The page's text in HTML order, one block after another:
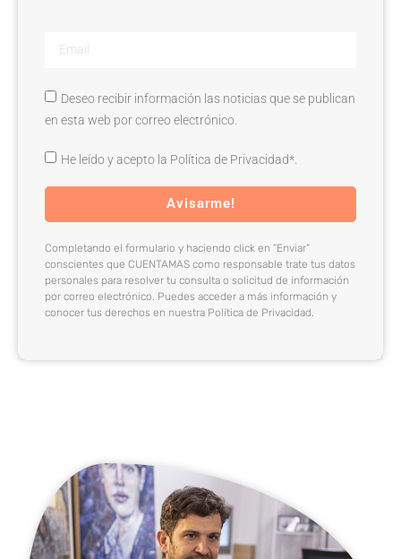
Deseo recibir información las noticias que se publican
en esta web por correo electrónico.
He leído y acepto la Política de Privacidad*.
Avisarme!
Completando el formulario y haciendo click en “Enviar”
conscientes que CUENTAMAS como responsable trate tus datos
personales para resolver tu consulta o solicitud de información
por correo electrónico. Puedes acceder a más información y
conocer tus derechos en nuestra Política de Privacidad.